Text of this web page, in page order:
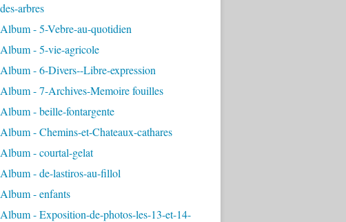
des-arbres
Album - 5-Vebre-au-quotidien
Album - 5-vie-agricole
Album - 6-Divers--Libre-expression
Album - 7-Archives-Memoire fouilles
Album - beille-fontargente
Album - Chemins-et-Chateaux-cathares
Album - courtal-gelat
Album - de-lastiros-au-fillol
Album - enfants
Album - Exposition-de-photos-les-13-et-14-